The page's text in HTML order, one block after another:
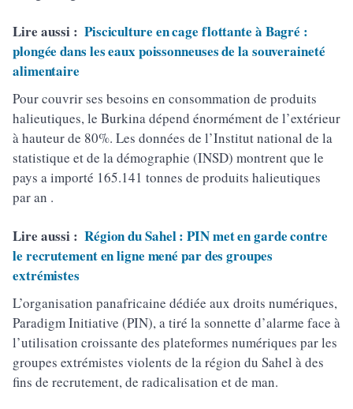
Lire aussi : Pisciculture en cage flottante à Bagré :
plongée dans les eaux poissonneuses de la souveraineté
alimentaire
Pour couvrir ses besoins en consommation de produits
halieutiques, le Burkina dépend énormément de l’extérieur
à hauteur de 80%. Les données de l’Institut national de la
statistique et de la démographie (INSD) montrent que le
pays a importé 165.141 tonnes de produits halieutiques
par an .
Lire aussi : Région du Sahel : PIN met en garde contre
le recrutement en ligne mené par des groupes
extrémistes
L’organisation panafricaine dédiée aux droits numériques,
Paradigm Initiative (PIN), a tiré la sonnette d’alarme face à
l’utilisation croissante des plateformes numériques par les
groupes extrémistes violents de la région du Sahel à des
fins de recrutement, de radicalisation et de man.